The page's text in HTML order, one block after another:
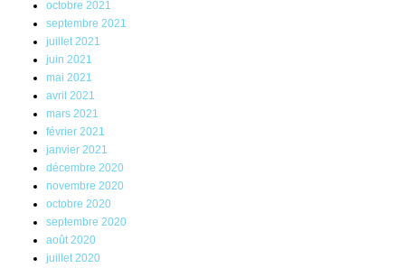
octobre 2021
septembre 2021
juillet 2021
juin 2021
mai 2021
avril 2021
mars 2021
février 2021
janvier 2021
décembre 2020
novembre 2020
octobre 2020
septembre 2020
août 2020
juillet 2020